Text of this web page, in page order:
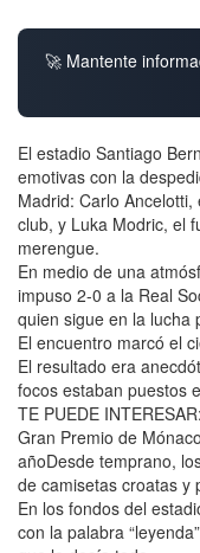
🚀 Mantente
El estadio Santiago
emotivas con la
Madrid: Carlo
club, y Luka Modric, el
merengue.
En medio de una
impuso 2-0 a la Real
quien sigue en la lucha
El encuentro marcó el
El resultado era
focos estaban puestos
TE PUEDE
Gran Premio de
añoDesde temprano,
de camisetas croatas y
En los fondos del
con la palabra